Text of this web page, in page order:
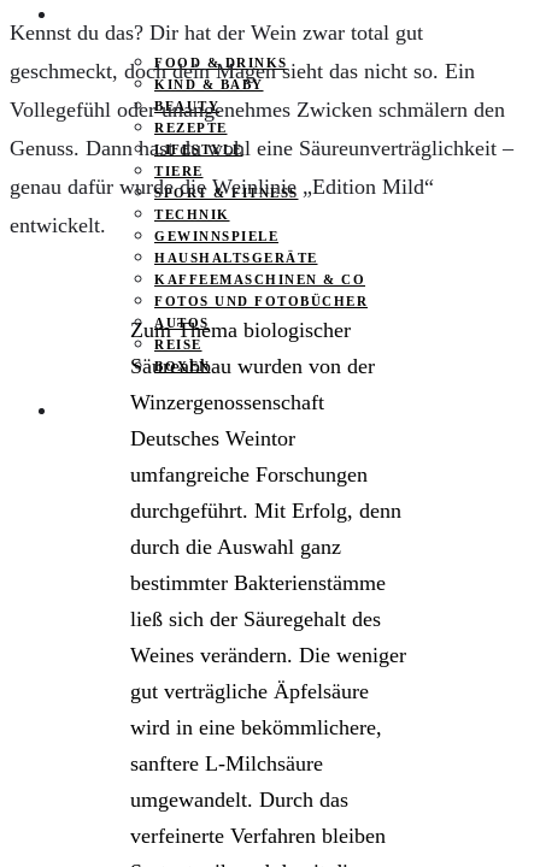
FOOD & DRINKS
KIND & BABY
BEAUTY
REZEPTE
LIFESTYLE
TIERE
SPORT & FITNESS
TECHNIK
GEWINNSPIELE
HAUSHALTSGERÄTE
KAFFEEMASCHINEN & CO
FOTOS UND FOTOBÜCHER
AUTOS
REISE
BOXEN
KIND & KEGEL
Kennst du das? Dir hat der Wein zwar total gut
geschmeckt, doch dein Magen sieht das nicht so. Ein
Vollegefühl oder unangenehmes Zwicken schmälern den
Genuss. Dann hast du wohl eine Säureunverträglichkeit –
genau dafür wurde die Weinlinie „Edition Mild“
entwickelt.
Zum Thema biologischer
Säureabbau wurden von der
Winzergenossenschaft
Deutsches Weintor
umfangreiche Forschungen
durchgeführt. Mit Erfolg, denn
durch die Auswahl ganz
bestimmter Bakterienstämme
ließ sich der Säuregehalt des
Weines verändern. Die weniger
gut verträgliche Äpfelsäure
wird in eine bekömmlichere,
sanftere L-Milchsäure
umgewandelt. Durch das
verfeinerte Verfahren bleiben